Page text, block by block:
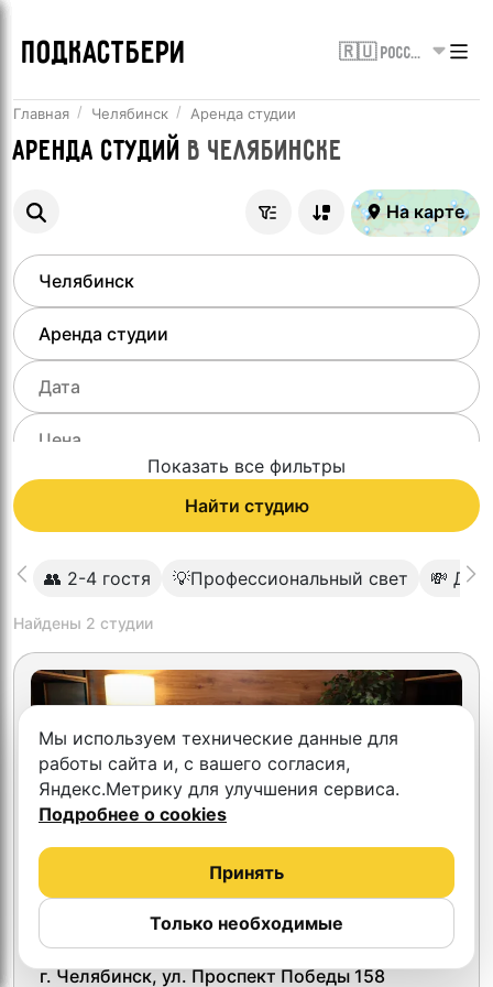
ПОДКАСТБЕРИ 🇷🇺 Россия
Главная Челябинск Аренда студии
Аренда студий в Челябинске
На карте
Показать все фильтры
Найти студию
👥 2-4 гостя 💡Профессиональный свет 💸 До
Найдены 2 студии
Красный кадр 4.3
г. Челябинск, ул. Проспект Победы 158
Мы используем технические данные для
работы сайта и, с вашего согласия,
Яндекс.Метрику для улучшения сервиса.
Подробнее о cookies
Только необходимые
Принять